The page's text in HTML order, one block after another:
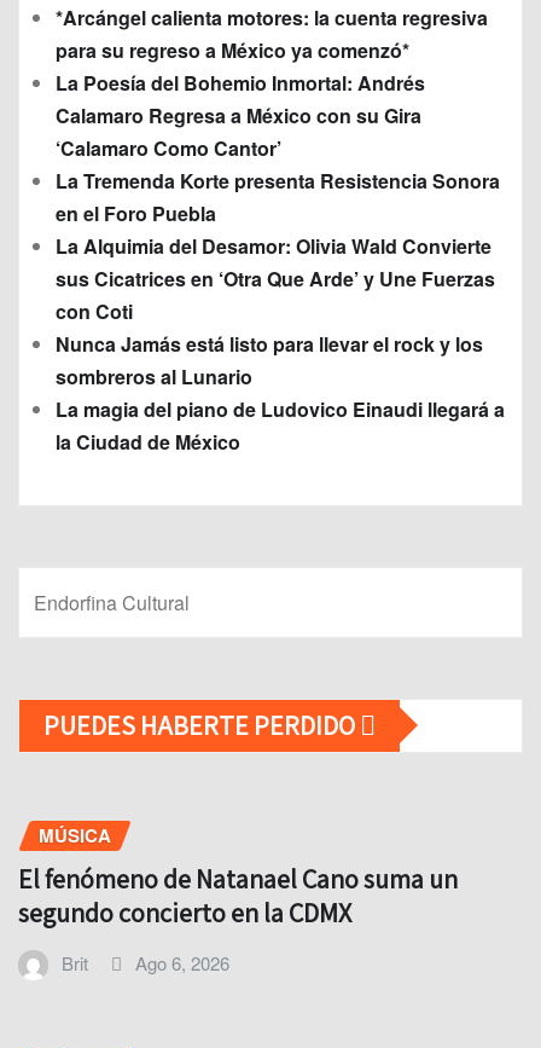
*Arcángel calienta motores: la cuenta regresiva
para su regreso a México ya comenzó*
La Poesía del Bohemio Inmortal: Andrés
Calamaro Regresa a México con su Gira
‘Calamaro Como Cantor’
La Tremenda Korte presenta Resistencia Sonora
en el Foro Puebla
La Alquimia del Desamor: Olivia Wald Convierte
sus Cicatrices en ‘Otra Que Arde’ y Une Fuerzas
con Coti
Nunca Jamás está listo para llevar el rock y los
sombreros al Lunario
La magia del piano de Ludovico Einaudi llegará a
la Ciudad de México
Endorfina Cultural
PUEDES HABERTE PERDIDO
MÚSICA
El fenómeno de Natanael Cano suma un
segundo concierto en la CDMX
Brit Ago 6, 2026